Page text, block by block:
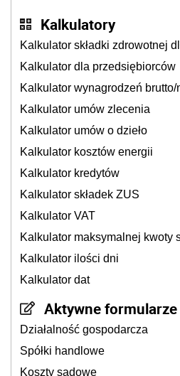
Kalkulatory
Kalkulator składki zdrowotnej
Kalkulator dla przedsiębiorców
Kalkulator wynagrodzeń brutto/
Kalkulator umów zlecenia
Kalkulator umów o dzieło
Kalkulator kosztów energii
Kalkulator kredytów
Kalkulator składek ZUS
Kalkulator VAT
Kalkulator maksymalnej kwoty
Kalkulator ilości dni
Kalkulator dat
Aktywne formularze
Działalność gospodarcza
Spółki handlowe
Koszty sądowe